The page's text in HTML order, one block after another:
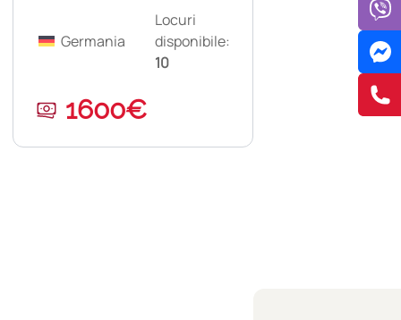
Germania
Locuri
disponibile:
10
1600€